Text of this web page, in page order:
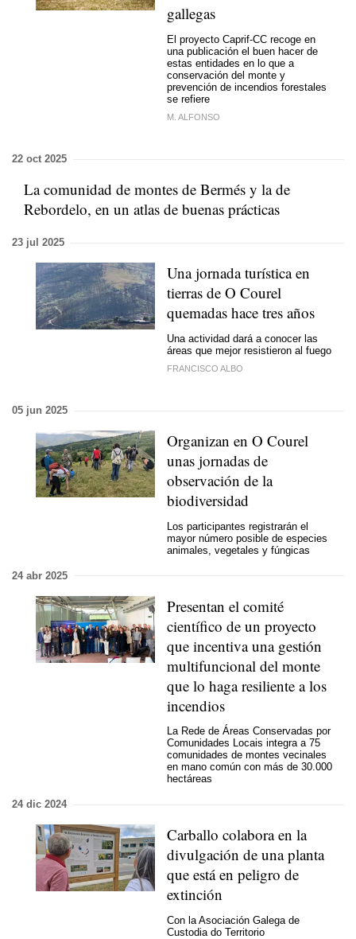
gallegas
El proyecto Caprif-CC recoge en
una publicación el buen hacer de
estas entidades en lo que a
conservación del monte y
prevención de incendios forestales
se refiere
M. ALFONSO
22 oct 2025
La comunidad de montes de Bermés y la de
Rebordelo, en un atlas de buenas prácticas
23 jul 2025
Una jornada turística en
tierras de O Courel
quemadas hace tres años
Una actividad dará a conocer las
áreas que mejor resistieron al fuego
FRANCISCO ALBO
05 jun 2025
Organizan en O Courel
unas jornadas de
observación de la
biodiversidad
Los participantes registrarán el
mayor número posible de especies
animales, vegetales y fúngicas
24 abr 2025
Presentan el comité
científico de un proyecto
que incentiva una gestión
multifuncional del monte
que lo haga resiliente a los
incendios
La Rede de Áreas Conservadas por
Comunidades Locais integra a 75
comunidades de montes vecinales
en mano común con más de 30.000
hectáreas
24 dic 2024
Carballo colabora en la
divulgación de una planta
que está en peligro de
extinción
Con la Asociación Galega de
Custodia do Territorio